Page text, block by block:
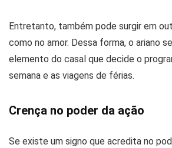
Entretanto, também pode surgir em
como no amor. Dessa forma, o ariano
elemento do casal que decide o
semana e as viagens de férias.
Crença no poder da ação
Se existe um signo que acredita no